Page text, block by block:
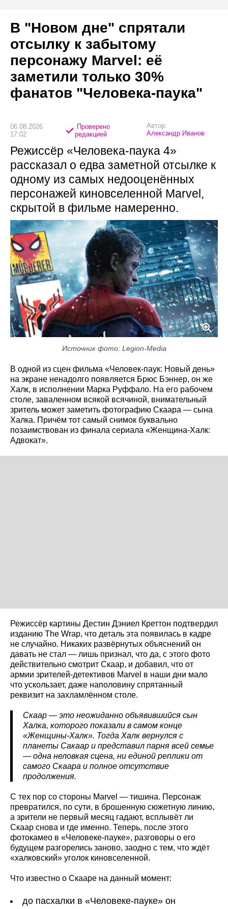
В "Новом дне" спрятали
отсылку к забытому
персонажу Marvel: её
заметили только 30%
фанатов "Человека-паука"
06.08.2026
17:02
Проверено
редакцией
Автор:
Александр Иванов
Режиссёр «Человека-паука 4»
рассказал о едва заметной отсылке к
одному из самых недооценённых
персонажей киновселенной Marvel,
скрытой в фильме намеренно.
Источник фото: Legion-Media
В одной из сцен фильма «Человек-паук: Новый день»
на экране ненадолго появляется Брюс Бэннер, он же
Халк, в исполнении Марка Руффало. На его рабочем
столе, заваленном всякой всячиной, внимательный
зритель может заметить фотографию Скаара — сына
Халка. Причём тот самый снимок буквально
позаимствован из финала сериала «Женщина-Халк:
Адвокат».
Режиссёр картины Дестин Дэниел Креттон подтвердил
изданию The Wrap, что деталь эта появилась в кадре
не случайно. Никаких развёрнутых объяснений он
давать не стал — лишь признал, что да, с этого фото
действительно смотрит Скаар, и добавил, что от
армии зрителей-детективов Marvel в наши дни мало
что ускользает, даже наполовину спрятанный
реквизит на захламлённом столе.
Скаар — это неожиданно объявившийся сын
Халка, которого показали в самом конце
«Женщины-Халк». Тогда Халк вернулся с
планеты Сакаар и представил парня всей семье
— одна неловкая сцена, ни единой реплики от
самого Скаара и полное отсутствие
продолжения.
С тех пор со стороны Marvel — тишина. Персонаж
превратился, по сути, в брошенную сюжетную линию,
а зрители не первый месяц гадают, всплывёт ли
Скаар снова и где именно. Теперь, после этого
фотокамео в «Человеке-пауке», разговоры о его
будущем разгорелись заново, заодно с тем, что ждёт
«халковский» уголок киновселенной.
Что известно о Скааре на данный момент:
до пасхалки в «Человеке-пауке» он